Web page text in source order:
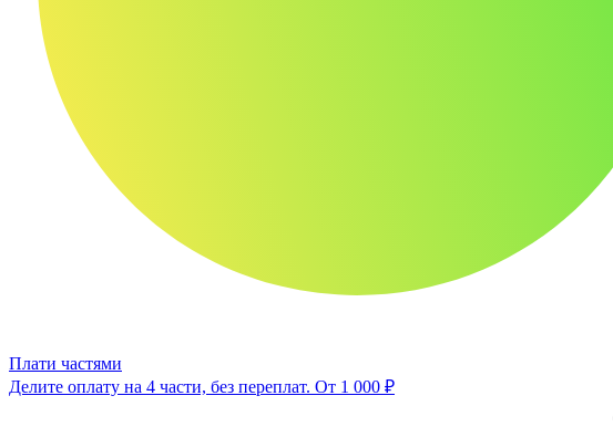
Плати частями
Делите оплату на 4 части, без переплат. От 1 000 ₽